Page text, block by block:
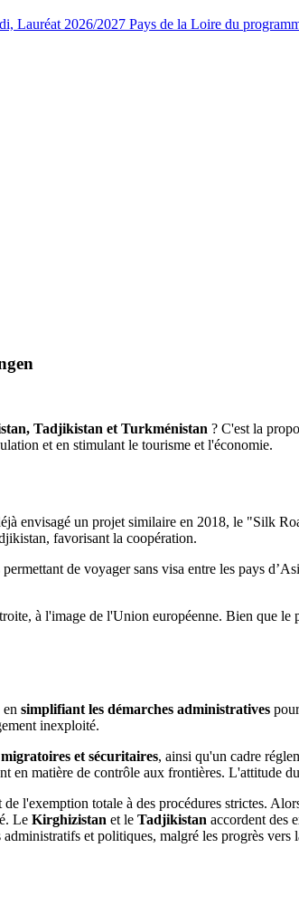
Lauréat 2026/2027 Pays de la Loire du
Tadjikistan et Turkménistan ? C'est la
et en stimulant le tourisme et l'économie.
envisagé un projet similaire en 2018, le "Silk
favorisant la coopération.
de voyager sans visa entre les pays
à l'image de l'Union européenne. Bien que
en simplifiant les démarches administratives
inexploité.
et sécuritaires, ainsi qu'un cadre
en matière de contrôle aux frontières. L'attitude
l'exemption totale à des procédures strictes.
Le Kirghizistan et le Tadjikistan accordent des
et politiques, malgré les progrès vers